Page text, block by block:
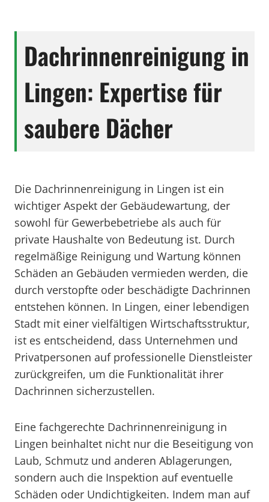
Dachrinnenreinigung in
Lingen: Expertise für
saubere Dächer
Die Dachrinnenreinigung in Lingen ist ein
wichtiger Aspekt der Gebäudewartung, der
sowohl für Gewerbebetriebe als auch für
private Haushalte von Bedeutung ist. Durch
regelmäßige Reinigung und Wartung können
Schäden an Gebäuden vermieden werden, die
durch verstopfte oder beschädigte Dachrinnen
entstehen können. In Lingen, einer lebendigen
Stadt mit einer vielfältigen Wirtschaftsstruktur,
ist es entscheidend, dass Unternehmen und
Privatpersonen auf professionelle Dienstleister
zurückgreifen, um die Funktionalität ihrer
Dachrinnen sicherzustellen.
Eine fachgerechte Dachrinnenreinigung in
Lingen beinhaltet nicht nur die Beseitigung von
Laub, Schmutz und anderen Ablagerungen,
sondern auch die Inspektion auf eventuelle
Schäden oder Undichtigkeiten. Indem man auf